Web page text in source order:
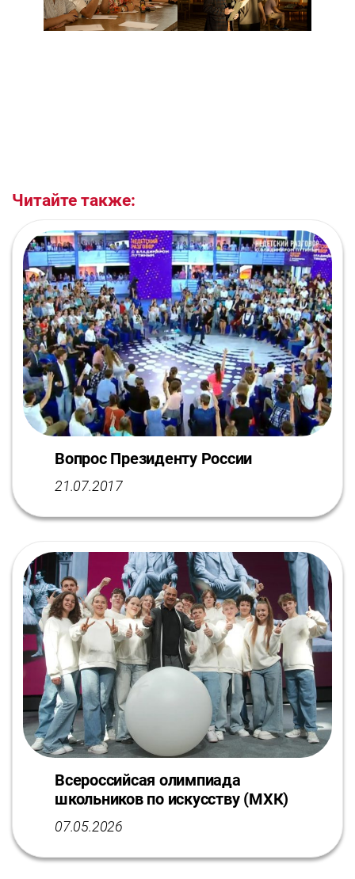
Читайте также:
Вопрос Президенту России
21.07.2017
Всероссийсая олимпиада
школьников по искусству (МХК)
07.05.2026